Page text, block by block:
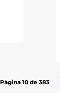
Pàgina 10 de 383